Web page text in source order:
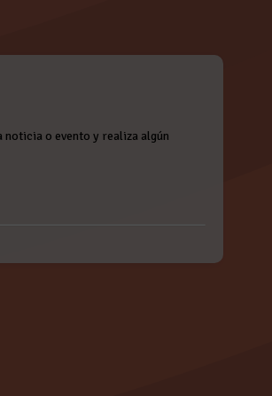
o evento y realiza algún